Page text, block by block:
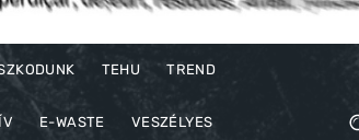
TEHU TREND
E-WASTE VESZÉLYES